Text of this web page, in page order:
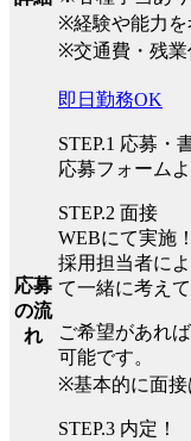
※経験や能力を
※交通費・残業
応募
の流
れ
即日勤務OK
STEP.1 応募・
応募フォーム
STEP.2 面接
WEBにて実施！
採用担当者に
て一緒に考え
ご希望があれ
可能です。
※基本的に面接
STEP.3 内定！